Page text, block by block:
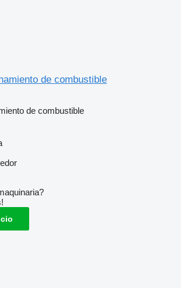
de combustible
de combustible